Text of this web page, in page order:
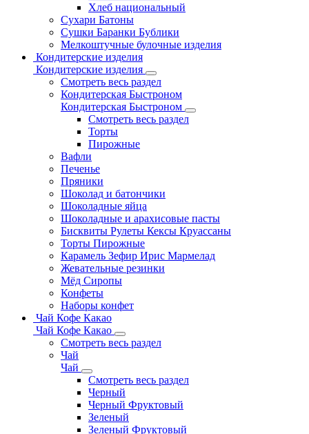
Хлеб национальный
Сухари Батоны
Сушки Баранки Бублики
Мелкоштучные булочные изделия
Кондитерские изделия
Кондитерские изделия
Смотреть весь раздел
Кондитерская Быстроном
Кондитерская Быстроном
Смотреть весь раздел
Торты
Пирожные
Вафли
Печенье
Пряники
Шоколад и батончики
Шоколадные яйца
Шоколадные и арахисовые пасты
Бисквиты Рулеты Кексы Круассаны
Торты Пирожные
Карамель Зефир Ирис Мармелад
Жевательные резинки
Мёд Сиропы
Конфеты
Наборы конфет
Чай Кофе Какао
Чай Кофе Какао
Смотреть весь раздел
Чай
Чай
Смотреть весь раздел
Черный
Черный Фруктовый
Зеленый
Зеленый Фруктовый